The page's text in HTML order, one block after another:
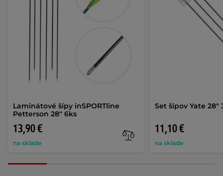
Laminátové šípy inSPORTline
Petterson 28" 6ks
13,90 €
na sklade
Set šípov Yate 28"
11,10 €
na sklade